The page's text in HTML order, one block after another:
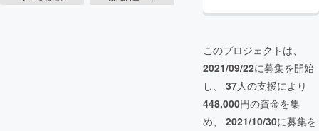
このプロジェクトは、
2021/09/22に募集を開始
し、 37人の支援により
448,000円の資金を集
め、 2021/10/30に募集を